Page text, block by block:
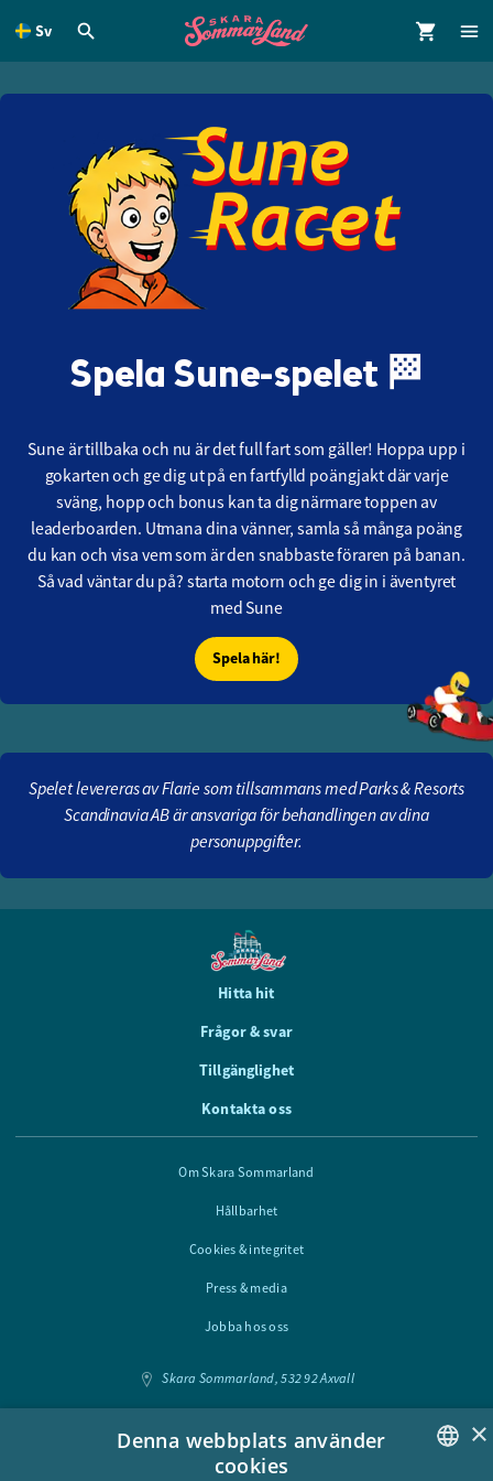
Sv
Spela Sune-spelet 🏁
Sune är tillbaka och nu är det full fart som gäller! Hoppa upp i
gokarten och ge dig ut på en fartfylld poängjakt där varje
sväng, hopp och bonus kan ta dig närmare toppen av
leaderboarden. Utmana dina vänner, samla så många poäng
du kan och visa vem som är den snabbaste föraren på banan.
Så vad väntar du på? starta motorn och ge dig in i äventyret
med Sune
Spela här!
Spelet levereras av Flarie som tillsammans med Parks & Resorts
Scandinavia AB är ansvariga för behandlingen av dina
personuppgifter.
Hitta hit
Frågor & svar
Tillgänglighet
Kontakta oss
Om Skara Sommarland
Hållbarhet
Cookies & integritet
Press & media
Jobba hos oss
Skara Sommarland, 532 92 Axvall
Följ oss i sociala medier ×
Denna webbplats använder
cookies